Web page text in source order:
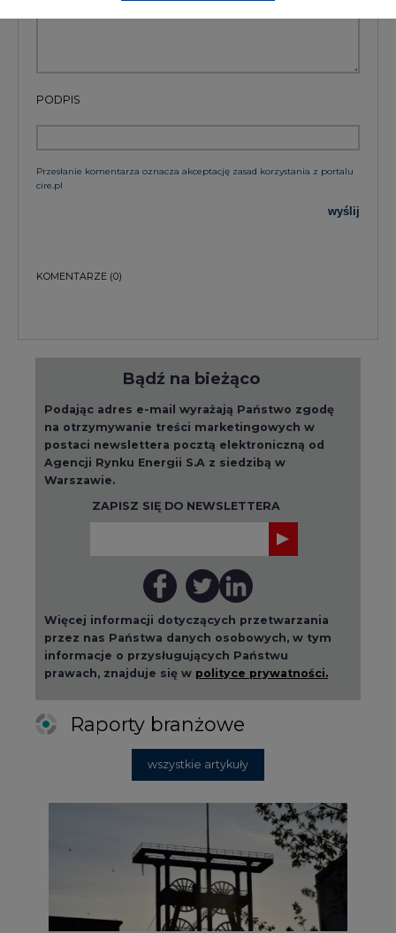
PODPIS
Przesłanie komentarza oznacza akceptację zasad korzystania z portalu
cire.pl
wyślij
KOMENTARZE (0)
Bądź na bieżąco
Podając adres e-mail wyrażają Państwo zgodę
na otrzymywanie treści marketingowych w
postaci newslettera pocztą elektroniczną od
Agencji Rynku Energii S.A z siedzibą w
Warszawie.
ZAPISZ SIĘ DO NEWSLETTERA
Więcej informacji dotyczących przetwarzania
przez nas Państwa danych osobowych, w tym
informacje o przysługujących Państwu
prawach, znajduje się w polityce prywatności.
Raporty branżowe
wszystkie artykuły